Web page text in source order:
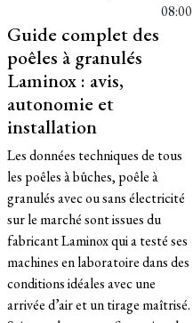
08:00
Guide complet des
poêles à granulés
Laminox : avis,
autonomie et
installation
Les données techniques de tous
les poêles à bûches, poêle à
granulés avec ou sans électricité
sur le marché sont issues du
fabricant Laminox qui a testé ses
machines en laboratoire dans des
conditions idéales avec une
arrivée d’air et un tirage maîtrisé.